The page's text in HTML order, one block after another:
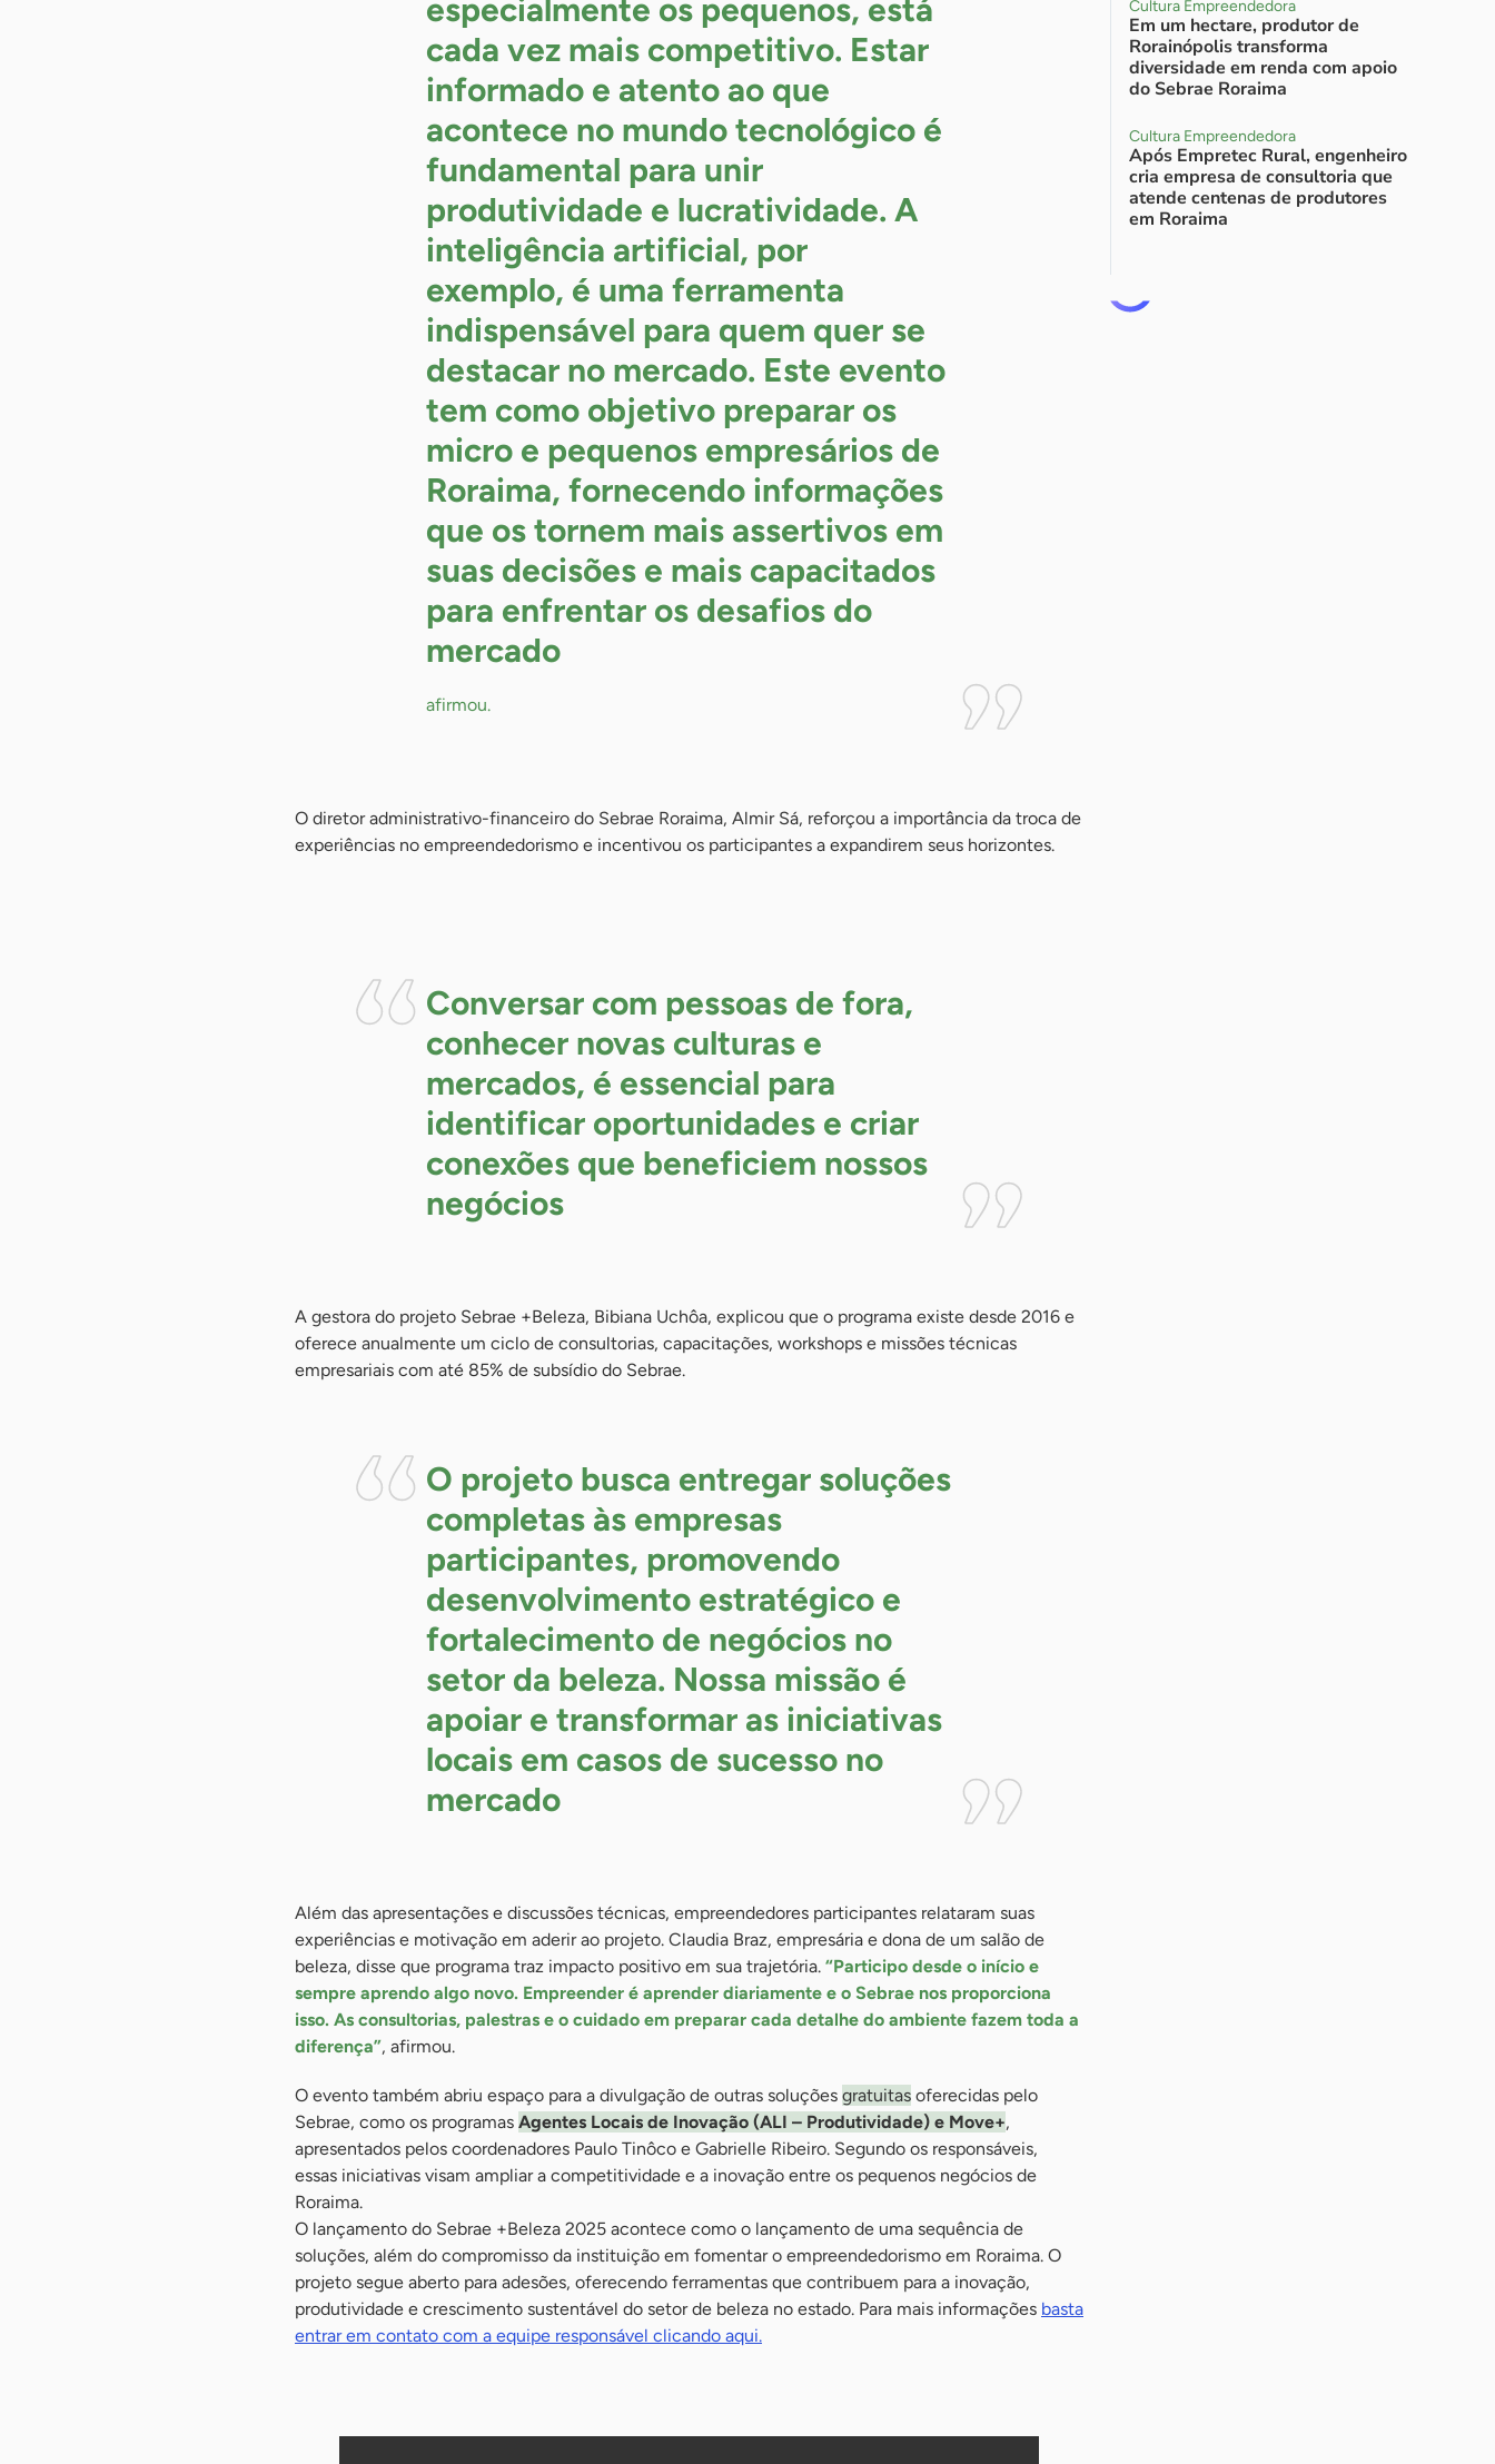
especialmente os pequenos, está
cada vez mais competitivo. Estar
informado e atento ao que
acontece no mundo tecnológico é
fundamental para unir
produtividade e lucratividade. A
inteligência artificial, por
exemplo, é uma ferramenta
indispensável para quem quer se
destacar no mercado. Este evento
tem como objetivo preparar os
micro e pequenos empresários de
Roraima, fornecendo informações
que os tornem mais assertivos em
suas decisões e mais capacitados
para enfrentar os desafios do
mercado
afirmou.
O diretor administrativo-financeiro do Sebrae Roraima, Almir Sá, reforçou a importância da troca de
experiências no empreendedorismo e incentivou os participantes a expandirem seus horizontes.
Conversar com pessoas de fora,
conhecer novas culturas e
mercados, é essencial para
identificar oportunidades e criar
conexões que beneficiem nossos
negócios
A gestora do projeto Sebrae +Beleza, Bibiana Uchôa, explicou que o programa existe desde 2016 e
oferece anualmente um ciclo de consultorias, capacitações, workshops e missões técnicas
empresariais com até 85% de subsídio do Sebrae.
O projeto busca entregar soluções
completas às empresas
participantes, promovendo
desenvolvimento estratégico e
fortalecimento de negócios no
setor da beleza. Nossa missão é
apoiar e transformar as iniciativas
locais em casos de sucesso no
mercado
Além das apresentações e discussões técnicas, empreendedores participantes relataram suas
experiências e motivação em aderir ao projeto. Claudia Braz, empresária e dona de um salão de
beleza, disse que programa traz impacto positivo em sua trajetória. “Participo desde o início e
sempre aprendo algo novo. Empreender é aprender diariamente e o Sebrae nos proporciona
isso. As consultorias, palestras e o cuidado em preparar cada detalhe do ambiente fazem toda a
diferença”, afirmou.
O evento também abriu espaço para a divulgação de outras soluções gratuitas oferecidas pelo
Sebrae, como os programas Agentes Locais de Inovação (ALI – Produtividade) e Move+,
apresentados pelos coordenadores Paulo Tinôco e Gabrielle Ribeiro. Segundo os responsáveis,
essas iniciativas visam ampliar a competitividade e a inovação entre os pequenos negócios de
Roraima.
O lançamento do Sebrae +Beleza 2025 acontece como o lançamento de uma sequência de
soluções, além do compromisso da instituição em fomentar o empreendedorismo em Roraima. O
projeto segue aberto para adesões, oferecendo ferramentas que contribuem para a inovação,
produtividade e crescimento sustentável do setor de beleza no estado. Para mais informações basta
entrar em contato com a equipe responsável clicando aqui.
Cultura Empreendedora
Em um hectare, produtor de
Rorainópolis transforma
diversidade em renda com apoio
do Sebrae Roraima
Cultura Empreendedora
Após Empretec Rural, engenheiro
cria empresa de consultoria que
atende centenas de produtores
em Roraima